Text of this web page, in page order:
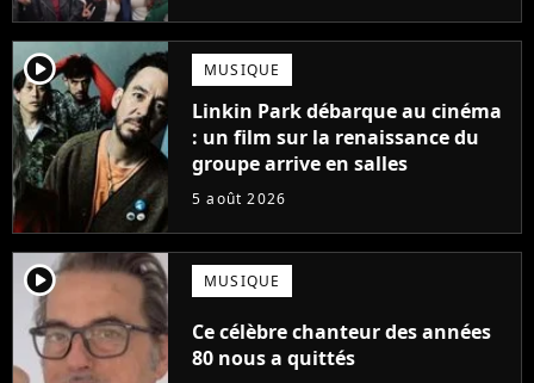
player2 MUSIQUE
Linkin Park débarque au cinéma
: un film sur la renaissance du
groupe arrive en salles
5 août 2026
player2 MUSIQUE
Ce célèbre chanteur des années
80 nous a quittés